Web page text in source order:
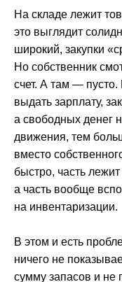
На складе лежит
это выглядит
широкий, закупки
Но собственник
счет. А там —
выдать зарплату,
а свободных денег
движения, тем
вместо
быстро, часть
а часть вообще
на инвентаризации.
В этом и есть
ничего не
сумму запасов и не